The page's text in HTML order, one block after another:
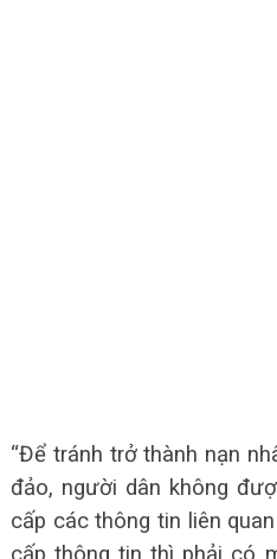
“Để tránh trở thành nạn
đảo, người dân không
cấp các thông tin liên